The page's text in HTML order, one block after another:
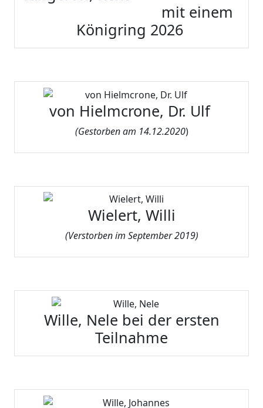
mit einem
Königring 2026
von Hielmcrone, Dr. Ulf
(Gestorben am 14.12.2020)
Wielert, Willi
(Verstorben im September 2019)
Wille, Nele bei der ersten
Teilnahme